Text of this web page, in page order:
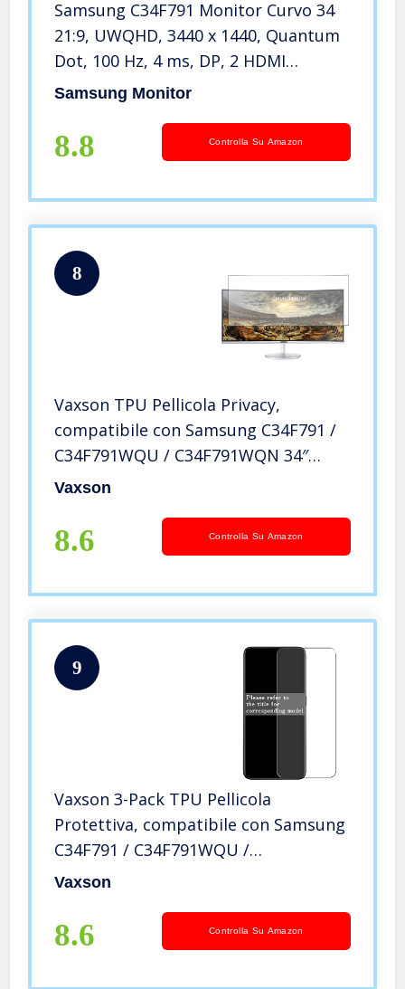
Samsung C34F791 Monitor Curvo 34
21:9, UWQHD, 3440 x 1440, Quantum
Dot, 100 Hz, 4 ms, DP, 2 HDMI
Silver/Bianco, VESA
Samsung Monitor
8.8 Controlla Su Amazon
8
Vaxson TPU Pellicola Privacy,
compatibile con Samsung C34F791 /
C34F791WQU / C34F791WQN 34″
Display Monitor, Screen Protector
Temperato ]
Vaxson
8.6 Controlla Su Amazon
9
Vaxson 3-Pack TPU Pellicola
Protettiva, compatibile con Samsung
C34F791 / C34F791WQU /
C34F791WQN 34″ Display Monitor,
Temperato ]
Vaxson
8.6 Controlla Su Amazon